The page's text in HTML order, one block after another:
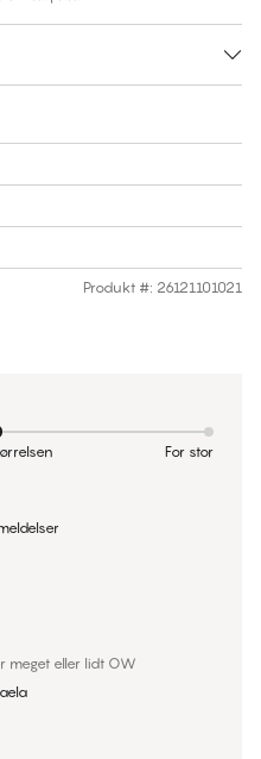
Produkt #: 26121101021
meget eller lidt OW
For stor